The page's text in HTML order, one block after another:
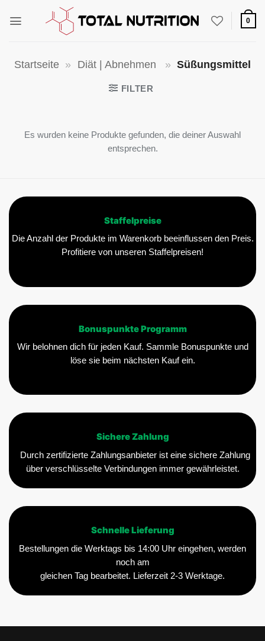
Inhalt
0
Startseite » Diät | Abnehmen » Süßungsmittel
FILTER
Es wurden keine Produkte gefunden, die deiner Auswahl
entsprechen.
Staffelpreise
Die Anzahl der Produkte im Warenkorb beeinflussen den Preis.
Profitiere von unseren Staffelpreisen!
Bonuspunkte Programm
Wir belohnen dich für jeden Kauf. Sammle Bonuspunkte und
löse sie beim nächsten Kauf ein.
Sichere Zahlung
Durch zertifizierte Zahlungsanbieter ist eine sichere Zahlung
über verschlüsselte Verbindungen immer gewährleistet.
Schnelle Lieferung
Bestellungen die Werktags bis 14:00 Uhr eingehen, werden
noch am
gleichen Tag bearbeitet. Lieferzeit 2-3 Werktage.